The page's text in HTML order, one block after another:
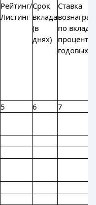
Рейтинг/
Листинг
Срок
вклада
(в
днях)
Ставка
по вкладу
процентах
годовых)
5 6
7